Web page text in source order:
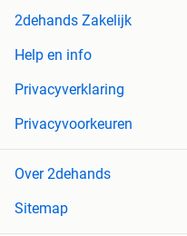
2dehands Zakelijk
Help en info
Privacyverklaring
Privacyvoorkeuren
Over 2dehands
Sitemap